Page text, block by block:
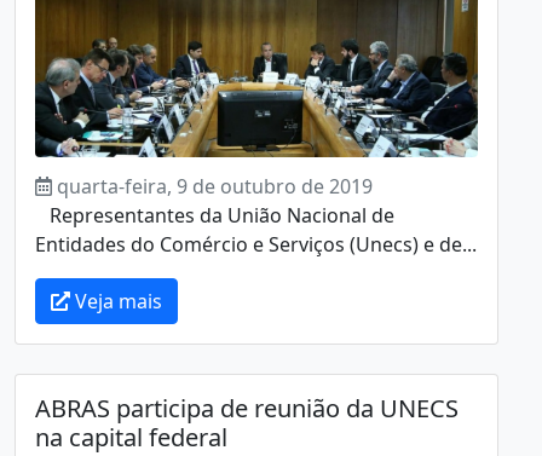
quarta-feira, 9 de outubro de 2019
Representantes da União Nacional de
Entidades do Comércio e Serviços (Unecs) e de...
Veja mais
ABRAS participa de reunião da UNECS
na capital federal